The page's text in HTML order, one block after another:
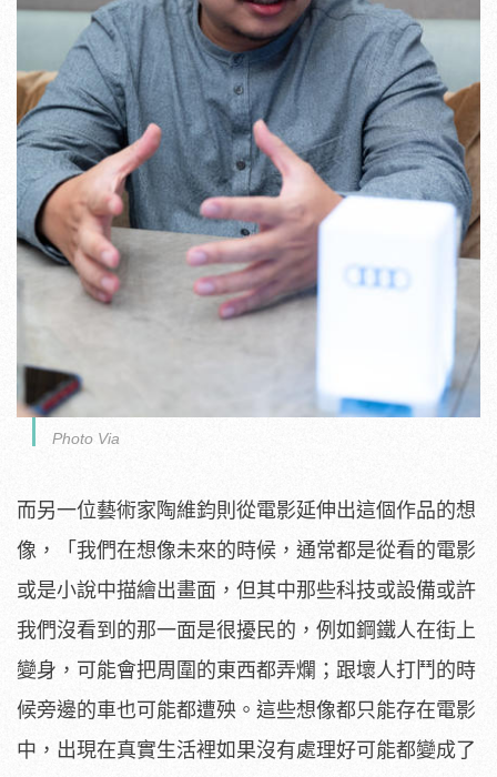
Photo Via
而另一位藝術家陶維鈞則從電影延伸出這個作品的想
像，「我們在想像未來的時候，通常都是從看的電影
或是小說中描繪出畫面，但其中那些科技或設備或許
我們沒看到的那一面是很擾民的，例如鋼鐵人在街上
變身，可能會把周圍的東西都弄爛；跟壞人打鬥的時
候旁邊的車也可能都遭殃。這些想像都只能存在電影
中，出現在真實生活裡如果沒有處理好可能都變成了